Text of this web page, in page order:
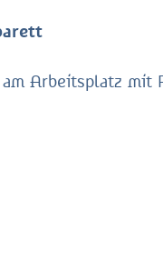
Arbeitsplatz mit